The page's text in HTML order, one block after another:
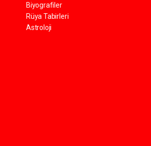
Biyografiler
Rüya Tabirleri
Astroloji